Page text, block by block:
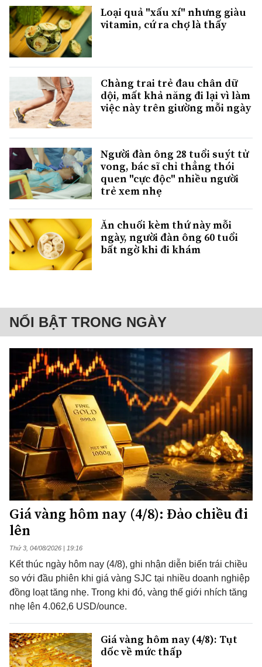
Loại quả "xấu xí" nhưng giàu
vitamin, cứ ra chợ là thấy
Chàng trai trẻ đau chân dữ
dội, mất khả năng đi lại vì làm
việc này trên giường mỗi ngày
Người đàn ông 28 tuổi suýt tử
vong, bác sĩ chỉ thẳng thói
quen "cực độc" nhiều người
trẻ xem nhẹ
Ăn chuối kèm thứ này mỗi
ngày, người đàn ông 60 tuổi
bất ngờ khi đi khám
NỔI BẬT TRONG NGÀY
Giá vàng hôm nay (4/8): Đảo chiều đi
lên
Thứ 3, 04/08/2026 | 19:16
Kết thúc ngày hôm nay (4/8), ghi nhận diễn biến trái chiều
so với đầu phiên khi giá vàng SJC tại nhiều doanh nghiệp
đồng loạt tăng nhẹ. Trong khi đó, vàng thế giới nhích tăng
nhẹ lên 4.062,6 USD/ounce.
Giá vàng hôm nay (4/8): Tụt
dốc về mức thấp